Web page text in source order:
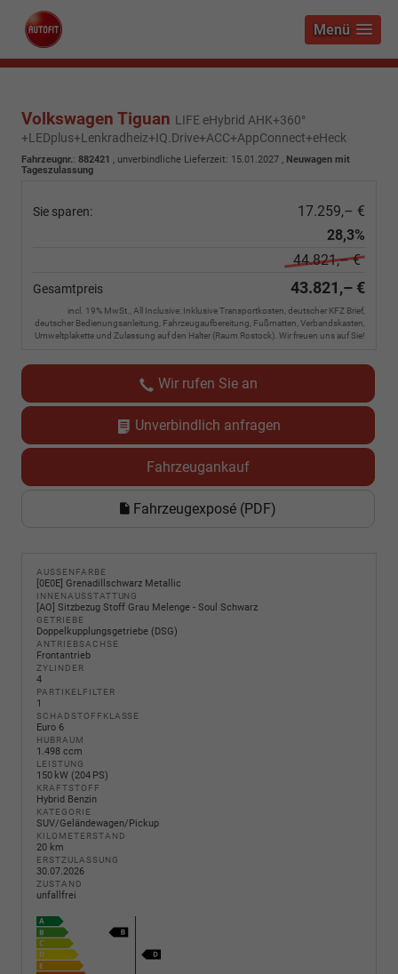
Menü
Volkswagen Tiguan LIFE eHybrid AHK+360°
+LEDplus+Lenkradheiz+IQ.Drive+ACC+AppConnect+eHeck
Fahrzeugnr.: 882421 , unverbindliche Lieferzeit: 15.01.2027 , Neuwagen mit
Tageszulassung
Sie sparen:
17.259,– €
28,3%
44.821,– €
Gesamtpreis 43.821,– €
incl. 19% MwSt., All Inclusive: Inklusive Transportkosten, deutscher KFZ Brief,
deutscher Bedienungsanleitung, Fahrzeugaufbereitung, Fußmatten, Verbandskasten,
Umweltplakette und Zulassung auf den Halter (Raum Rostock). Wir freuen uns auf Sie!
Wir rufen Sie an
Unverbindlich anfragen
Fahrzeugankauf
Fahrzeugexposé (PDF)
AUSSENFARBE
[0E0E] Grenadillschwarz Metallic
INNENAUSSTATTUNG
[AO] Sitzbezug Stoff Grau Melenge - Soul Schwarz
GETRIEBE
Doppelkupplungsgetriebe (DSG)
ANTRIEBSACHSE
Frontantrieb
ZYLINDER
4
PARTIKELFILTER
1
SCHADSTOFFKLASSE
Euro 6
HUBRAUM
1.498 ccm
LEISTUNG
150 kW (204 PS)
KRAFTSTOFF
Hybrid Benzin
KATEGORIE
SUV/Geländewagen/Pickup
KILOMETERSTAND
20 km
ERSTZULASSUNG
30.07.2026
ZUSTAND
unfallfrei